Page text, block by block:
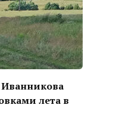
Иванникова
лета в